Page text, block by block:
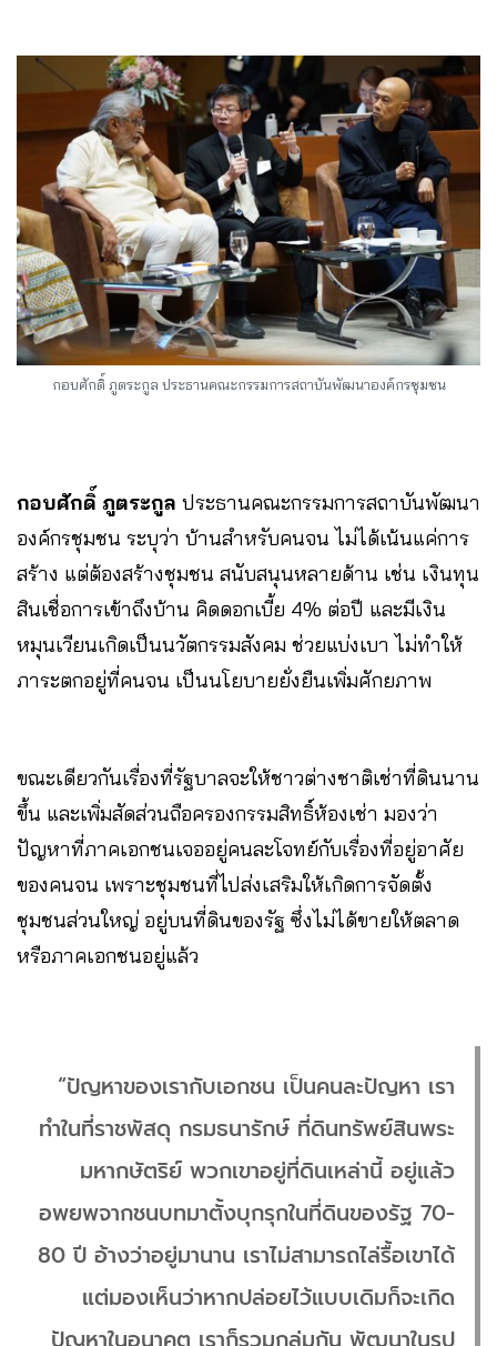
กอบศักดิ์ ภูตระกูล ประธานคณะกรรมการสถาบันพัฒนาองค์กรชุมชน
กอบศักดิ์ ภูตระกูล ประธานคณะกรรมการสถาบันพัฒนา
องค์กรชุมชน ระบุว่า บ้านสำหรับคนจน ไม่ได้เน้นแค่การ
สร้าง แต่ต้องสร้างชุมชน สนับสนุนหลายด้าน เช่น เงินทุน
สินเชื่อการเข้าถึงบ้าน คิดดอกเบี้ย 4% ต่อปี และมีเงิน
หมุนเวียนเกิดเป็นนวัตกรรมสังคม ช่วยแบ่งเบา ไม่ทำให้
ภาระตกอยู่ที่คนจน เป็นนโยบายยั่งยืนเพิ่มศักยภาพ
ขณะเดียวกันเรื่องที่รัฐบาลจะให้ชาวต่างชาติเช่าที่ดินนาน
ขึ้น และเพิ่มสัดส่วนถือครองกรรมสิทธิ์ห้องเช่า มองว่า
ปัญหาที่ภาคเอกชนเจออยู่คนละโจทย์กับเรื่องที่อยู่อาศัย
ของคนจน เพราะชุมชนที่ไปส่งเสริมให้เกิดการจัดตั้ง
ชุมชนส่วนใหญ่ อยู่บนที่ดินของรัฐ ซึ่งไม่ได้ขายให้ตลาด
หรือภาคเอกชนอยู่แล้ว
“ปัญหาของเรากับเอกชน เป็นคนละปัญหา เรา
ทำในที่ราชพัสดุ กรมธนารักษ์ ที่ดินทรัพย์สินพระ
มหากษัตริย์ พวกเขาอยู่ที่ดินเหล่านี้ อยู่แล้ว
อพยพจากชนบทมาตั้งบุกรุกในที่ดินของรัฐ 70-
80 ปี อ้างว่าอยู่มานาน เราไม่สามารถไล่รื้อเขาได้
แต่มองเห็นว่าหากปล่อยไว้แบบเดิมก็จะเกิด
ปัญหาในอนาคต เราก็รวมกลุ่มกัน พัฒนาในรูป